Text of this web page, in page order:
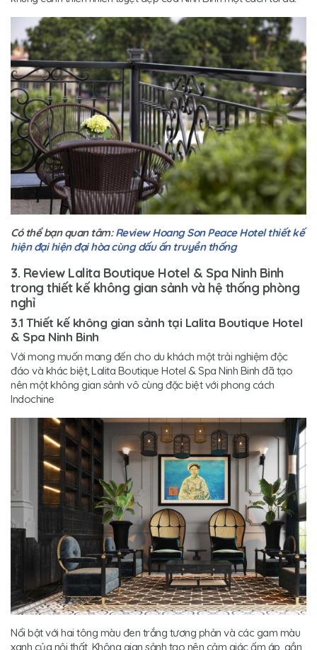
Có thể bạn quan tâm:Review Hoang Son Peace Hotel thiết kế
hiện đại hiện đại hòa cùng dấu ấn truyền thống
3. Review Lalita Boutique Hotel & Spa Ninh Binh
trong thiết kế không gian sảnh và hệ thống phòng
nghỉ
3.1 Thiết kế không gian sảnh tại Lalita Boutique Hotel
& Spa Ninh Binh
Với mong muốn mang đến cho du khách một trải nghiệm độc
đáo và khác biệt, Lalita Boutique Hotel & Spa Ninh Binh đã tạo
nên một không gian sảnh vô cùng đặc biệt với phong cách
Indochine
Nổi bật với hai tông màu đen trắng tương phản và các gam màu
xanh của nội thất. Không gian sảnh tạo nên cảm giác ấm áp, gần